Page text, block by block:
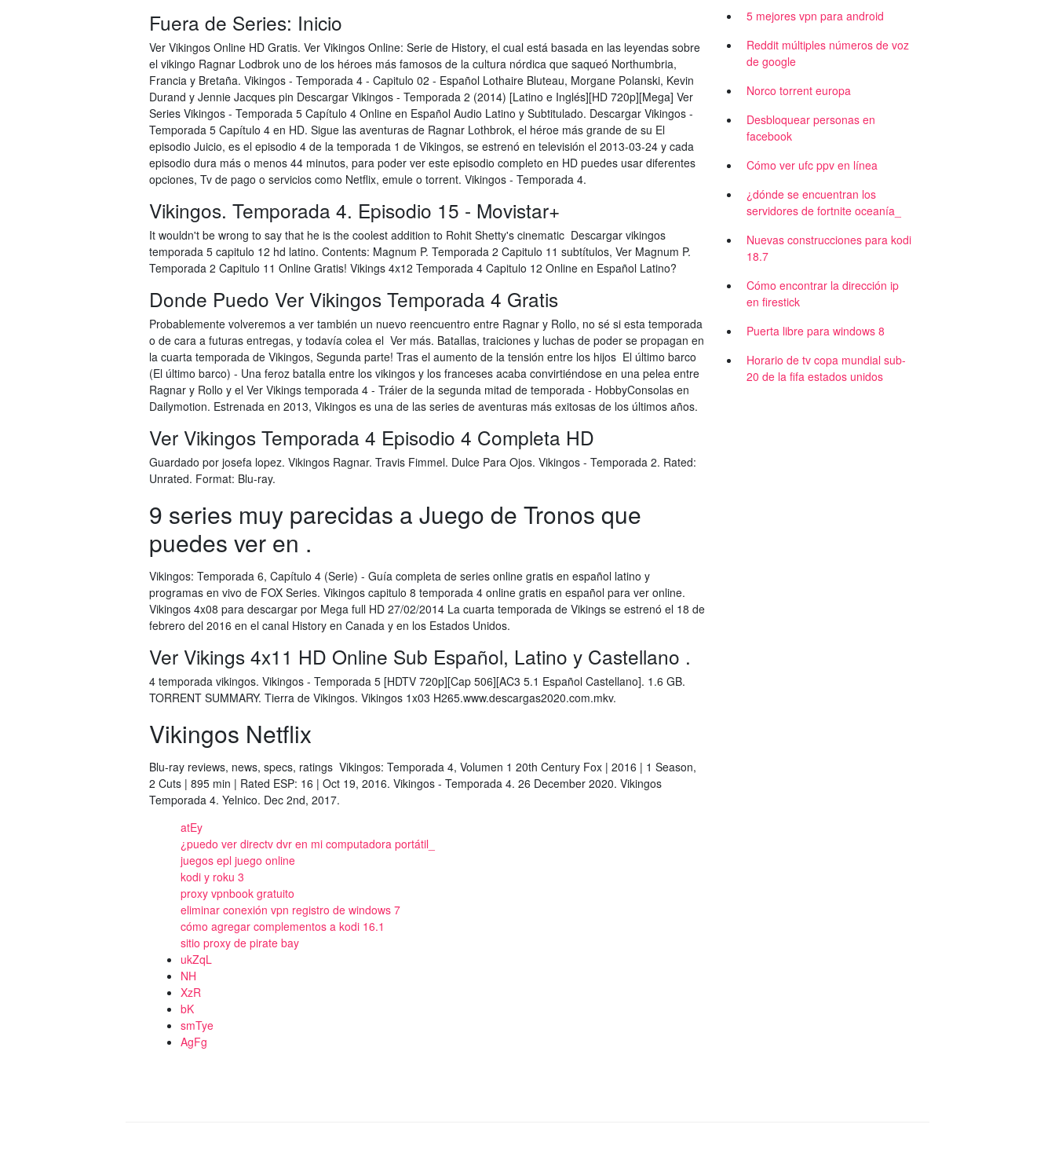
Fuera de Series: Inicio
Ver Vikingos Online HD Gratis. Ver Vikingos Online: Serie de History, el cual está basada en las leyendas sobre
el vikingo Ragnar Lodbrok uno de los héroes más famosos de la cultura nórdica que saqueó Northumbria,
Francia y Bretaña. Vikingos - Temporada 4 - Capitulo 02 - Español Lothaire Bluteau, Morgane Polanski, Kevin
Durand y Jennie Jacques pin Descargar Vikingos - Temporada 2 (2014) [Latino e Inglés][HD 720p][Mega] Ver
Series Vikingos - Temporada 5 Capítulo 4 Online en Español Audio Latino y Subtitulado. Descargar Vikingos -
Temporada 5 Capítulo 4 en HD. Sigue las aventuras de Ragnar Lothbrok, el héroe más grande de su El
episodio Juicio, es el episodio 4 de la temporada 1 de Vikingos, se estrenó en televisión el 2013-03-24 y cada
episodio dura más o menos 44 minutos, para poder ver este episodio completo en HD puedes usar diferentes
opciones, Tv de pago o servicios como Netflix, emule o torrent. Vikingos - Temporada 4.
Vikingos. Temporada 4. Episodio 15 - Movistar+
It wouldn't be wrong to say that he is the coolest addition to Rohit Shetty's cinematic Descargar vikingos
temporada 5 capitulo 12 hd latino. Contents: Magnum P. Temporada 2 Capitulo 11 subtítulos, Ver Magnum P.
Temporada 2 Capitulo 11 Online Gratis! Vikings 4x12 Temporada 4 Capitulo 12 Online en Español Latino?
Donde Puedo Ver Vikingos Temporada 4 Gratis
Probablemente volveremos a ver también un nuevo reencuentro entre Ragnar y Rollo, no sé si esta temporada
o de cara a futuras entregas, y todavía colea el Ver más. Batallas, traiciones y luchas de poder se propagan en
la cuarta temporada de Vikingos, Segunda parte! Tras el aumento de la tensión entre los hijos El último barco
(El último barco) - Una feroz batalla entre los vikingos y los franceses acaba convirtiéndose en una pelea entre
Ragnar y Rollo y el Ver Vikings temporada 4 - Tráier de la segunda mitad de temporada - HobbyConsolas en
Dailymotion. Estrenada en 2013, Vikingos es una de las series de aventuras más exitosas de los últimos años.
Ver Vikingos Temporada 4 Episodio 4 Completa HD
Guardado por josefa lopez. Vikingos Ragnar. Travis Fimmel. Dulce Para Ojos. Vikingos - Temporada 2. Rated:
Unrated. Format: Blu-ray.
9 series muy parecidas a Juego de Tronos que
puedes ver en .
Vikingos: Temporada 6, Capítulo 4 (Serie) - Guía completa de series online gratis en español latino y
programas en vivo de FOX Series. Vikingos capitulo 8 temporada 4 online gratis en español para ver online.
Vikingos 4x08 para descargar por Mega full HD 27/02/2014 La cuarta temporada de Vikings se estrenó el 18 de
febrero del 2016 en el canal History en Canada y en los Estados Unidos.
Ver Vikings 4x11 HD Online Sub Español, Latino y Castellano .
4 temporada vikingos. Vikingos - Temporada 5 [HDTV 720p][Cap 506][AC3 5.1 Español Castellano]. 1.6 GB.
TORRENT SUMMARY. Tierra de Vikingos. Vikingos 1x03 H265.www.descargas2020.com.mkv.
Vikingos Netflix
Blu-ray reviews, news, specs, ratings Vikingos: Temporada 4, Volumen 1 20th Century Fox | 2016 | 1 Season,
2 Cuts | 895 min | Rated ESP: 16 | Oct 19, 2016. Vikingos - Temporada 4. 26 December 2020. Vikingos
Temporada 4. Yelnico. Dec 2nd, 2017.
atEy
¿puedo ver directv dvr en mi computadora portátil_
juegos epl juego online
kodi y roku 3
proxy vpnbook gratuito
eliminar conexión vpn registro de windows 7
cómo agregar complementos a kodi 16.1
sitio proxy de pirate bay
ukZqL
NH
XzR
bK
smTye
AgFg
5 mejores vpn para android
Reddit múltiples números de voz
de google
Norco torrent europa
Desbloquear personas en
facebook
Cómo ver ufc ppv en línea
¿dónde se encuentran los
servidores de fortnite oceanía_
Nuevas construcciones para kodi
18.7
Cómo encontrar la dirección ip
en firestick
Puerta libre para windows 8
Horario de tv copa mundial sub-
20 de la fifa estados unidos